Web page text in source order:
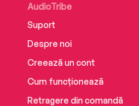
AudioTribe
Suport
Despre noi
Creează un cont
Cum funcționează
Retragere din comandă